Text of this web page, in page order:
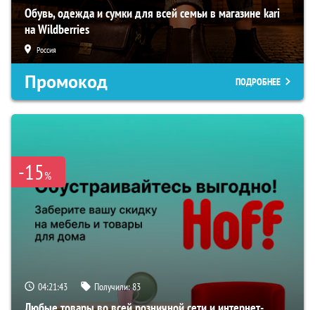
Обувь, одежда и сумки для всей семьи в магазине kari
на Wildberries
Россия
Промокод ПОДРОБНЕЕ
-15%
04:21:42 Получили:83